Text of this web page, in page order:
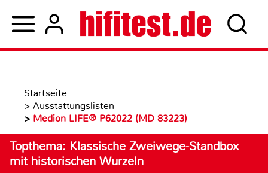
Startseite
> Ausstattungslisten
> Medion LIFE® P62022 (MD 83223)
Topthema: Klassische Zweiwege-Standbox
mit historischen Wurzeln